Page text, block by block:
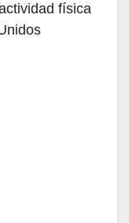
física